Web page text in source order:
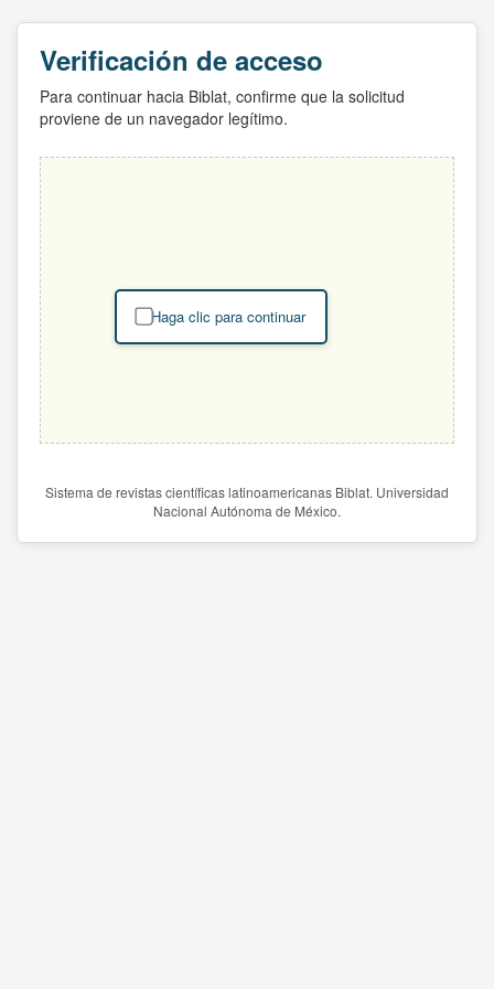
Verificación de acceso
Para continuar hacia Biblat, confirme que la solicitud
proviene de un navegador legítimo.
Haga clic para continuar
Sistema de revistas científicas latinoamericanas Biblat. Universidad
Nacional Autónoma de México.